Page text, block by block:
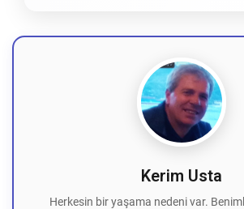
Kerim Usta
Herkesin bir yaşama nedeni var.